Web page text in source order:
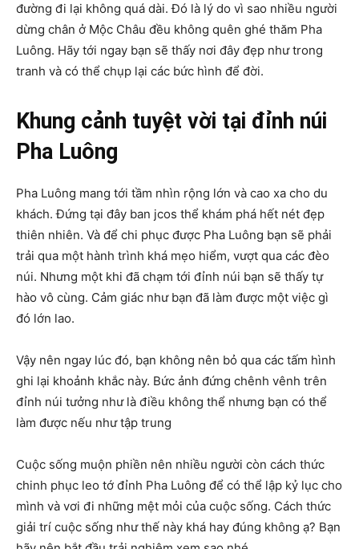
đường đi lại không quá dài. Đó là lý do vì sao nhiều người
dừng chân ở Mộc Châu đều không quên ghé thăm Pha
Luông. Hãy tới ngay bạn sẽ thấy nơi đây đẹp như trong
tranh và có thể chụp lại các bức hình để đời.
Khung cảnh tuyệt vời tại đỉnh núi
Pha Luông
Pha Luông mang tới tầm nhìn rộng lớn và cao xa cho du
khách. Đứng tại đây ban jcos thể khám phá hết nét đẹp
thiên nhiên. Và để chi phục được Pha Luông bạn sẽ phải
trải qua một hành trình khá mẹo hiểm, vượt qua các đèo
núi. Nhưng một khi đã chạm tới đỉnh núi bạn sẽ thấy tự
hào vô cùng. Cảm giác như bạn đã làm được một việc gì
đó lớn lao.
Vậy nên ngay lúc đó, bạn không nên bỏ qua các tấm hình
ghi lại khoảnh khắc này. Bức ảnh đứng chênh vênh trên
đỉnh núi tưởng như là điều không thể nhưng bạn có thể
làm được nếu như tập trung
Cuộc sống muộn phiền nên nhiều người còn cách thức
chinh phục leo tớ đỉnh Pha Luông để có thể lập kỷ lục cho
mình và vơi đi những mệt mỏi của cuộc sống. Cách thức
giải trí cuộc sống như thế này khá hay đúng không ạ? Bạn